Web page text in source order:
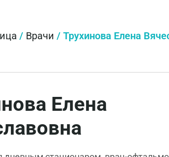
/ Врачи / Трухинова Елена
Елена